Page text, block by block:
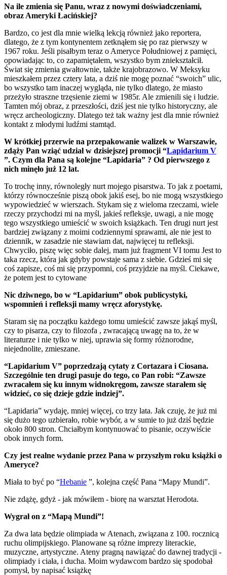
Na ile zmienia się Panu, wraz z nowymi doświadczeniami,
obraz Ameryki Łacińskiej?
Bardzo, co jest dla mnie wielką lekcją również jako reportera,
dlatego, że z tym kontynentem zetknąłem się po raz pierwszy w
1967 roku. Jeśli pisałbym teraz o Ameryce Południowej z pamięci,
opowiadając to, co zapamiętałem, wszystko bym zniekształcił.
Świat się zmienia gwałtownie, także krajobrazowo. W Meksyku
mieszkałem przez cztery lata, a dziś nie mogę poznać “swoich” ulic,
bo wszystko tam inaczej wygląda, nie tylko dlatego, że miasto
przeżyło straszne trzęsienie ziemi w 1985r. Ale zmienili się i ludzie.
Tamten mój obraz, z przeszłości, dziś jest nie tylko historyczny, ale
wręcz archeologiczny. Dlatego też tak ważny jest dla mnie również
kontakt z młodymi ludźmi stamtąd.
W krótkiej przerwie na przepakowanie walizek w Warszawie,
zdąży Pan wziąć udział w dzisiejszej promocji “Lapidarium V
”. Czym dla Pana są kolejne “Lapidaria” ? Od pierwszego z
nich minęło już 12 lat.
To trochę inny, równoległy nurt mojego pisarstwa. To jak z poetami,
którzy równocześnie piszą obok jakiś esej, bo nie mogą wszystkiego
wypowiedzieć w wierszach. Stykam się z wieloma rzeczami, wiele
rzeczy przychodzi mi na myśl, jakieś refleksje, uwagi, a nie mogę
tego wszystkiego umieścić w swoich książkach. Ten drugi nurt jest
bardziej związany z moimi codziennymi sprawami, ale nie jest to
dziennik, w zasadzie nie stawiam dat, najwięcej tu refleksji.
Chwyciło, piszę więc sobie dalej, mam już fragment VI tomu Jest to
taka rzecz, która jak gdyby powstaje sama z siebie. Gdzieś mi się
coś zapisze, coś mi się przypomni, coś przyjdzie na myśl. Ciekawe,
że potem jest to cytowane
Nic dziwnego, bo w “Lapidarium” obok publicystyki,
wspomnień i refleksji mamy wręcz aforystykę.
Staram się na początku każdego tomu umieścić zawsze jakąś myśl,
czy to pisarza, czy to filozofa , zwracającą uwagę na to, że w
literaturze i nie tylko w niej, uprawia się formy różnorodne,
niejednolite, zmieszane.
“Lapidarium V” poprzedzają cytaty z Cortazara i Ciosana.
Szczególnie ten drugi pasuje do tego, co Pan robi: “Zawsze
zwracałem się ku innym widnokręgom, zawsze starałem się
widzieć, co się dzieje gdzie indziej”.
“Lapidaria” wydaję, mniej więcej, co trzy lata. Jak czuję, że już mi
się dużo tego uzbierało, robie wybór, a w sumie to już dziś będzie
około 800 stron. Chciałbym kontynuować to pisanie, oczywiście
obok innych form.
Czy jest realne wydanie przez Pana w przyszłym roku książki o
Ameryce?
Miała to być po “Hebanie ”, kolejna część Pana “Mapy Mundi”.
Nie zdążę, gdyż - jak mówiłem - biorę na warsztat Herodota.
Wygrał on z “Mapą Mundi”!
Za dwa lata będzie olimpiada w Atenach, związana z 100. rocznicą
ruchu olimpijskiego. Planowane są różne imprezy literackie,
muzyczne, artystyczne. Ateny pragną nawiązać do dawnej tradycji -
olimpiady i ciała, i ducha. Moim wydawcom bardzo się spodobał
pomysł, by napisać książkę